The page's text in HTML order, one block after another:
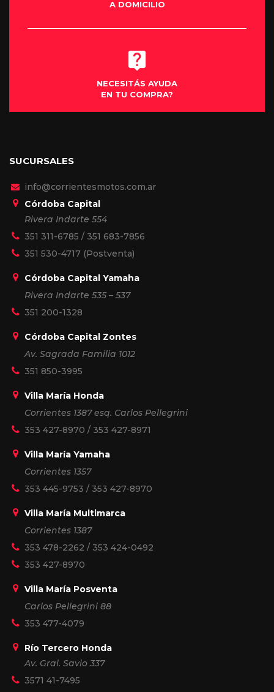
A DOMICILIO
NECESITÁS AYUDA
EN TU COMPRA?
SUCURSALES
info@corrientesmotos.com.ar
Córdoba Capital
Rivera Indarte 554
351 311-6785 / 351 683-7856
351 530-4717 (Postventa)
Córdoba Capital Yamaha
Rivera Indarte 535 – 537
351 200-1328
Córdoba Capital Zontes
Av. Sagrada Familia 1012
351 850-3995
Villa María Honda
Corrientes 1387 esq. Carlos Pellegrini
353 427-8970 / 353 427-8971
Villa María Yamaha
Corrientes 1357
353 445-9753 / 353 427-8970
Villa María Multimarca
Corrientes 1387
353 478-2262 / 353 424-0492
353 427-8970
Villa María Posventa
Carlos Pellegrini 88
353 477-4079
Río Tercero Honda
Av. Gral. Savio 337
3571 41-7495